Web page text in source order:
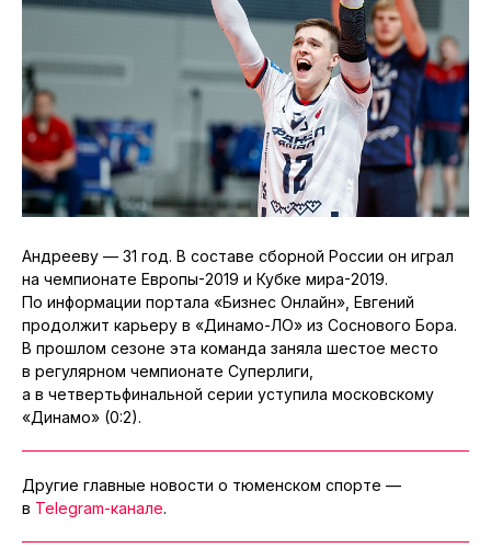
Андрееву — 31 год. В составе сборной России он играл
на чемпионате Европы-2019 и Кубке мира-2019.
По информации портала «Бизнес Онлайн», Евгений
продолжит карьеру в «Динамо-ЛО» из Соснового Бора.
В прошлом сезоне эта команда заняла шестое место
в регулярном чемпионате Суперлиги,
а в четвертьфинальной серии уступила московскому
«Динамо» (0:2).
Другие главные новости о тюменском спорте —
в Telegram-канале.